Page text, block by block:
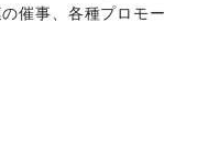
催事、各種プロモー